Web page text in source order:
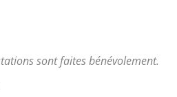
sont faites bénévolement.